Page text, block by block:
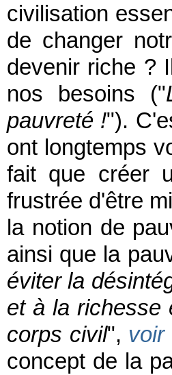
civilisation
de changer
devenir riche ?
nos besoins ("
pauvreté !").
ont longtemps
fait que créer
frustrée d'être
la notion de
ainsi que la
éviter la
et à la richesse
corps civil", voir
concept de la